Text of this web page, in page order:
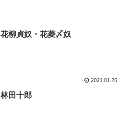
花柳貞奴・花菱〆奴
2021.01.26
林田十郎